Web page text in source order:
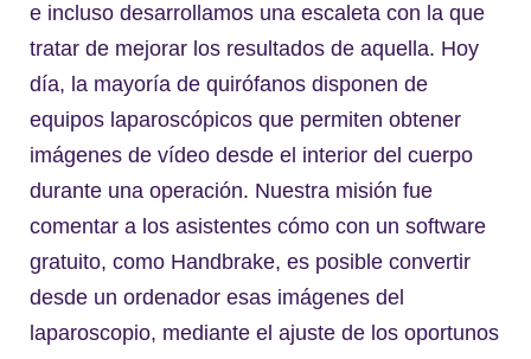
e incluso desarrollamos una escaleta con la que
tratar de mejorar los resultados de aquella. Hoy
día, la mayoría de quirófanos disponen de
equipos laparoscópicos que permiten obtener
imágenes de vídeo desde el interior del cuerpo
durante una operación. Nuestra misión fue
comentar a los asistentes cómo con un software
gratuito, como Handbrake, es posible convertir
desde un ordenador esas imágenes del
laparoscopio, mediante el ajuste de los oportunos